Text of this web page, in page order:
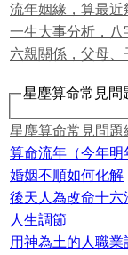
流年姻緣，算最近
一生大事分析，
六親關係，父母、
星塵算命常見問
星塵算命常見問題
算命流年（今年
婚姻不順如何化解
後天人為改命十六
人生調節
用神為土的人職業